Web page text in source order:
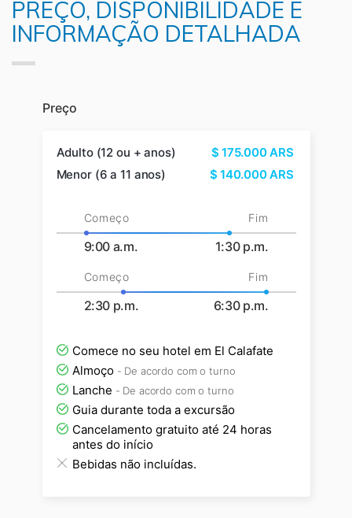
PREÇO, DISPONIBILIDADE E
INFORMAÇÃO DETALHADA
Preço
Adulto (12 ou + anos) $ 175.000ARS
Menor (6 a 11 anos)
$ 140.000ARS
Começo Fim
9:00 a.m. 1:30 p.m.
Começo Fim
2:30 p.m. 6:30 p.m.
Comece no seu hotel em El Calafate
Almoço - De acordo com o turno
Lanche - De acordo com o turno
Guia durante toda a excursão
Cancelamento gratuito até 24 horas
antes do início
Bebidas não incluídas.